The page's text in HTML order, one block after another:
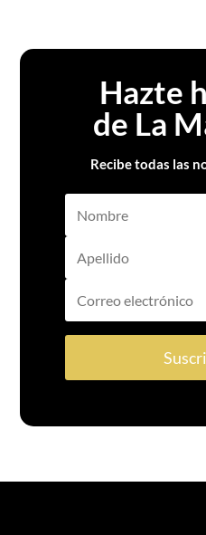
Hazte
de La
Recibe todas las